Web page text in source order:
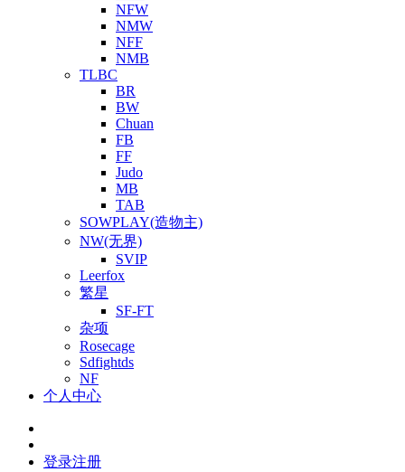
NFW
NMW
NFF
NMB
TLBC
BR
BW
Chuan
FB
FF
Judo
MB
TAB
SOWPLAY(造物主)
NW(无界)
SVIP
Leerfox
繁星
SF-FT
杂项
Rosecage
Sdfightds
NF
个人中心
登录注册